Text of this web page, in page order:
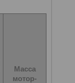
Масса
мотор-